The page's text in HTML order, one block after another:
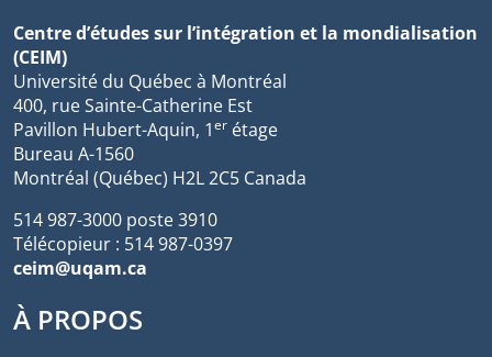
Centre d’études sur l’intégration et la mondialisation
(CEIM)
Université du Québec à Montréal
400, rue Sainte-Catherine Est
Pavillon Hubert-Aquin, 1er étage
Bureau A-1560
Montréal (Québec) H2L 2C5 Canada
514 987-3000 poste 3910
Télécopieur : 514 987-0397
ceim@uqam.ca
À PROPOS